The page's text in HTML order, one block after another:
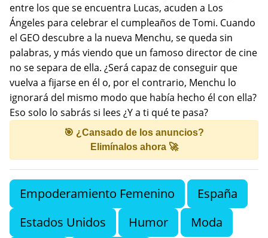
entre los que se encuentra Lucas, acuden a Los
Ángeles para celebrar el cumpleaños de Tomi. Cuando
el GEO descubre a la nueva Menchu, se queda sin
palabras, y más viendo que un famoso director de cine
no se separa de ella. ¿Será capaz de conseguir que
vuelva a fijarse en él o, por el contrario, Menchu lo
ignorará del mismo modo que había hecho él con ella?
Eso solo lo sabrás si lees ¿Y a ti qué te pasa?
🎯 ¿Cansado de los anuncios?
Elimínalos ahora 🚀
Empoderamiento Femenino
España
Estados Unidos
Humor
Moda